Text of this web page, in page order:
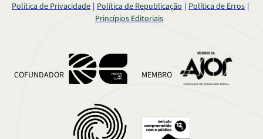
Política de Privacidade Política de Republicação Política de Erros
Princípios Editoriais
COFUNDADOR MEMBRO